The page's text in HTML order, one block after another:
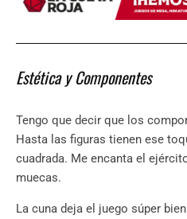
Estética y Componentes
Tengo que decir que los
Hasta las figuras tienen ese
cuadrada. Me encanta el
muecas.
La cuna deja el juego súper